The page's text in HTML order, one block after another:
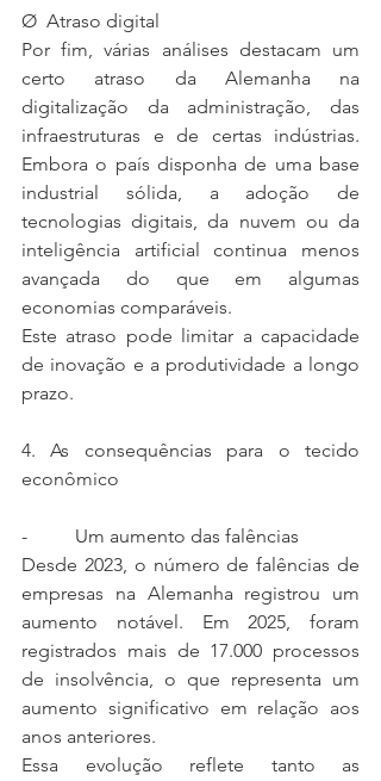
Ø  Atraso digital
Por fim, várias análises destacam um
certo atraso da Alemanha na
digitalização da administração, das
infraestruturas e de certas indústrias.
Embora o país disponha de uma base
industrial sólida, a adoção de
tecnologias digitais, da nuvem ou da
inteligência artificial continua menos
avançada do que em algumas
economias comparáveis.
Este atraso pode limitar a capacidade
de inovação e a produtividade a longo
prazo.
4. As consequências para o tecido
econômico
-          Um aumento das falências
Desde 2023, o número de falências de
empresas na Alemanha registrou um
aumento notável. Em 2025, foram
registrados mais de 17.000 processos
de insolvência, o que representa um
aumento significativo em relação aos
anos anteriores.
Essa evolução reflete tanto as